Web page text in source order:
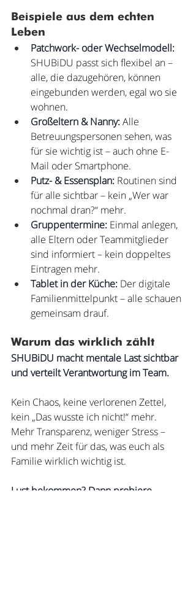
Beispiele aus dem echten
Leben
Patchwork- oder Wechselmodell:
SHUBiDU passt sich flexibel an –
alle, die dazugehören, können
eingebunden werden, egal wo sie
wohnen.
Großeltern & Nanny: Alle
Betreuungspersonen sehen, was
für sie wichtig ist – auch ohne E-
Mail oder Smartphone.
Putz- & Essensplan: Routinen sind
für alle sichtbar – kein „Wer war
nochmal dran?“ mehr.
Gruppentermine: Einmal anlegen,
alle Eltern oder Teammitglieder
sind informiert – kein doppeltes
Eintragen mehr.
Tablet in der Küche: Der digitale
Familienmittelpunkt – alle schauen
gemeinsam drauf.
Warum das wirklich zählt
SHUBiDU macht mentale Last sichtbar
und verteilt Verantwortung im Team.
Kein Chaos, keine verlorenen Zettel,
kein „Das wusste ich nicht!“ mehr.
Mehr Transparenz, weniger Stress –
und mehr Zeit für das, was euch als
Familie wirklich wichtig ist.
Lust bekommen? Dann probiere